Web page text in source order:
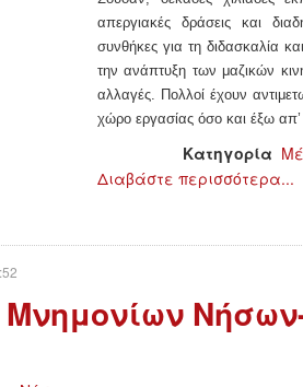
απεργιακές δράσεις και
συνθήκες για τη διδασκαλία
την ανάπτυξη των μαζικών
αλλαγές. Πολλοί έχουν
χώρο εργασίας όσο και έξω
Κατηγορία
Διαβάστε περισσότερα...